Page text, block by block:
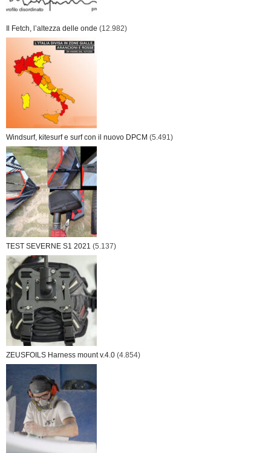
Il Fetch, l’altezza delle onde (12.982)
Windsurf, kitesurf e surf con il nuovo DPCM (5.491)
TEST SEVERNE S1 2021 (5.137)
ZEUSFOILS Harness mount v.4.0 (4.854)